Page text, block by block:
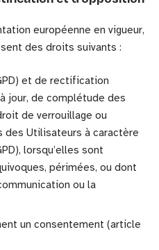
européenne en vigueur,
des droits suivants :
et de rectification
jour, de complétude des
de verrouillage ou
des Utilisateurs à caractère
lorsqu’elles sont
périmées, ou dont
ou la
un consentement (article